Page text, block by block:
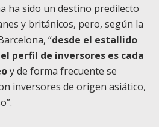
ha sido un destino predilecto
y británicos, pero, según la
“desde el estallido
perfil de inversores es cada
y de forma frecuente se
inversores de origen asiático,